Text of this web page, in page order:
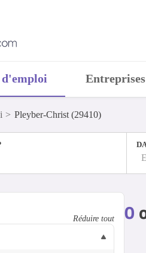
Entreprises
Pleyber-Christ (29410)
0
Réduire tout